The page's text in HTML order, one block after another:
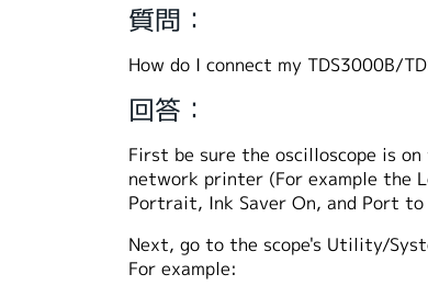
質問：
How do I connect my TDS3000B/
回答：
First be sure the oscilloscope is
network printer (For example the
Portrait, Ink Saver On, and Port
Next, go to the scope's Utility/
For example: